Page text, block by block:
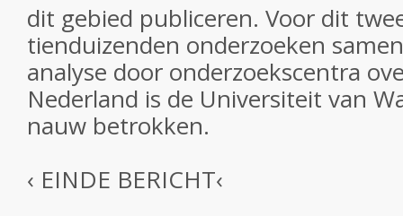
dit gebied publiceren. Voor dit
tienduizenden onderzoeken
analyse door onderzoekscentra
Nederland is de Universiteit van
nauw betrokken.
‹ EINDE BERICHT‹